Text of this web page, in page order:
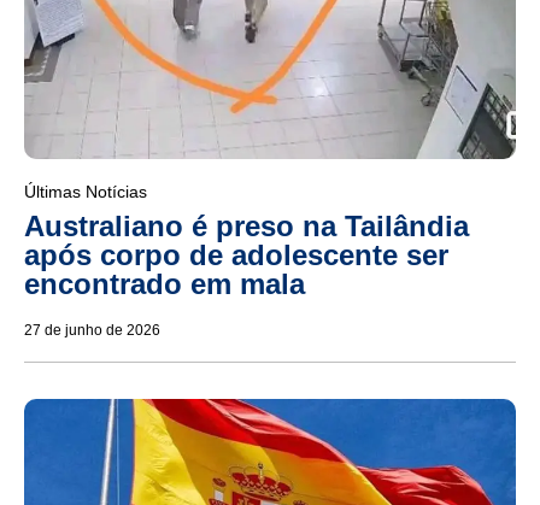
Últimas Notícias
Australiano é preso na Tailândia
após corpo de adolescente ser
encontrado em mala
27 de junho de 2026